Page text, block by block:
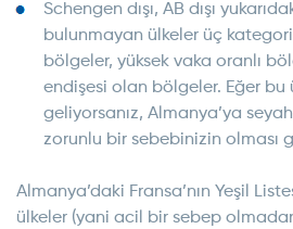
Schengen dışı, AB dışı
bulunmayan ülkeler üç
bölgeler, yüksek vaka oranlı
endişesi olan bölgeler. Eğer bu
geliyorsanız, Almanya’ya
zorunlu bir sebebinizin olması
Almanya’daki Fransa’nın Yeşil
ülkeler (yani acil bir sebep